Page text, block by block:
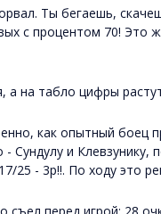
Ты бегаешь,
с процентом 70! Это
а на табло цифры
как опытный боец
Сундулу и Клевзунику,
25 - 3р!!. По ходу это